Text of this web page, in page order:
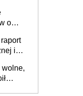
o
i
wolne,